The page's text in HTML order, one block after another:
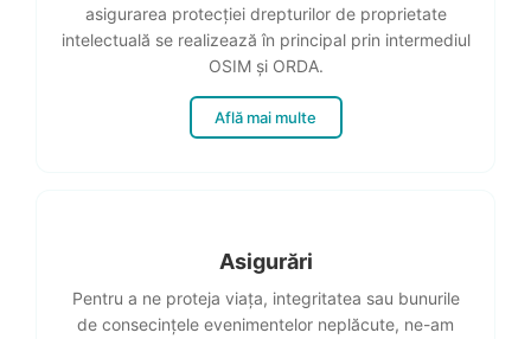
asigurarea protecției drepturilor de proprietate
intelectuală se realizează în principal prin intermediul
OSIM și ORDA.
Află mai multe
Asigurări
Pentru a ne proteja viața, integritatea sau bunurile
de consecințele evenimentelor neplăcute, ne-am